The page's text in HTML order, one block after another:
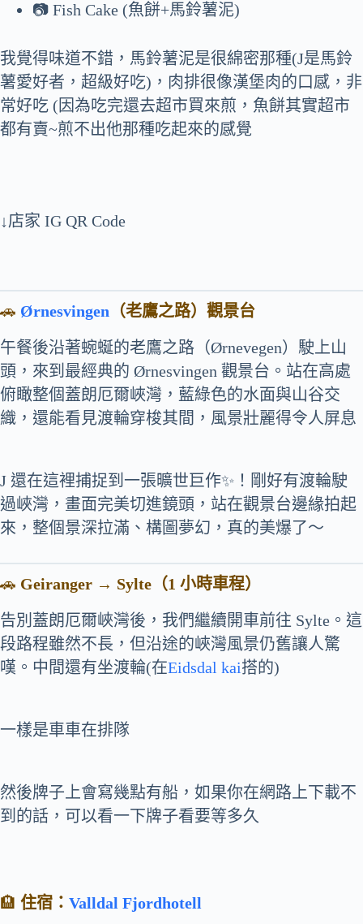
📷 Fish Cake (魚餅+馬鈴薯泥)
我覺得味道不錯，馬鈴薯泥是很綿密那種(J是馬鈴
薯愛好者，超級好吃)，肉排很像漢堡肉的口感，非
常好吃 (因為吃完還去超市買來煎，魚餅其實超市
都有賣~煎不出他那種吃起來的感覺
↓店家 IG QR Code
🚗 Ørnesvingen （老鷹之路）觀景台
午餐後沿著蜿蜒的老鷹之路（Ørnevegen）駛上山
頭，來到最經典的 Ørnesvingen 觀景台。站在高處
俯瞰整個蓋朗厄爾峽灣，藍綠色的水面與山谷交
織，還能看見渡輪穿梭其間，風景壯麗得令人屏息
J 還在這裡捕捉到一張曠世巨作✨！剛好有渡輪駛
過峽灣，畫面完美切進鏡頭，站在觀景台邊緣拍起
來，整個景深拉滿、構圖夢幻，真的美爆了～
🚗 Geiranger → Sylte（1 小時車程）
告別蓋朗厄爾峽灣後，我們繼續開車前往 Sylte。這
段路程雖然不長，但沿途的峽灣風景仍舊讓人驚
嘆。中間還有坐渡輪(在Eidsdal kai搭的)
一樣是車車在排隊
然後牌子上會寫幾點有船，如果你在網路上下載不
到的話，可以看一下牌子看要等多久
🏨 住宿： Valldal Fjordhotell